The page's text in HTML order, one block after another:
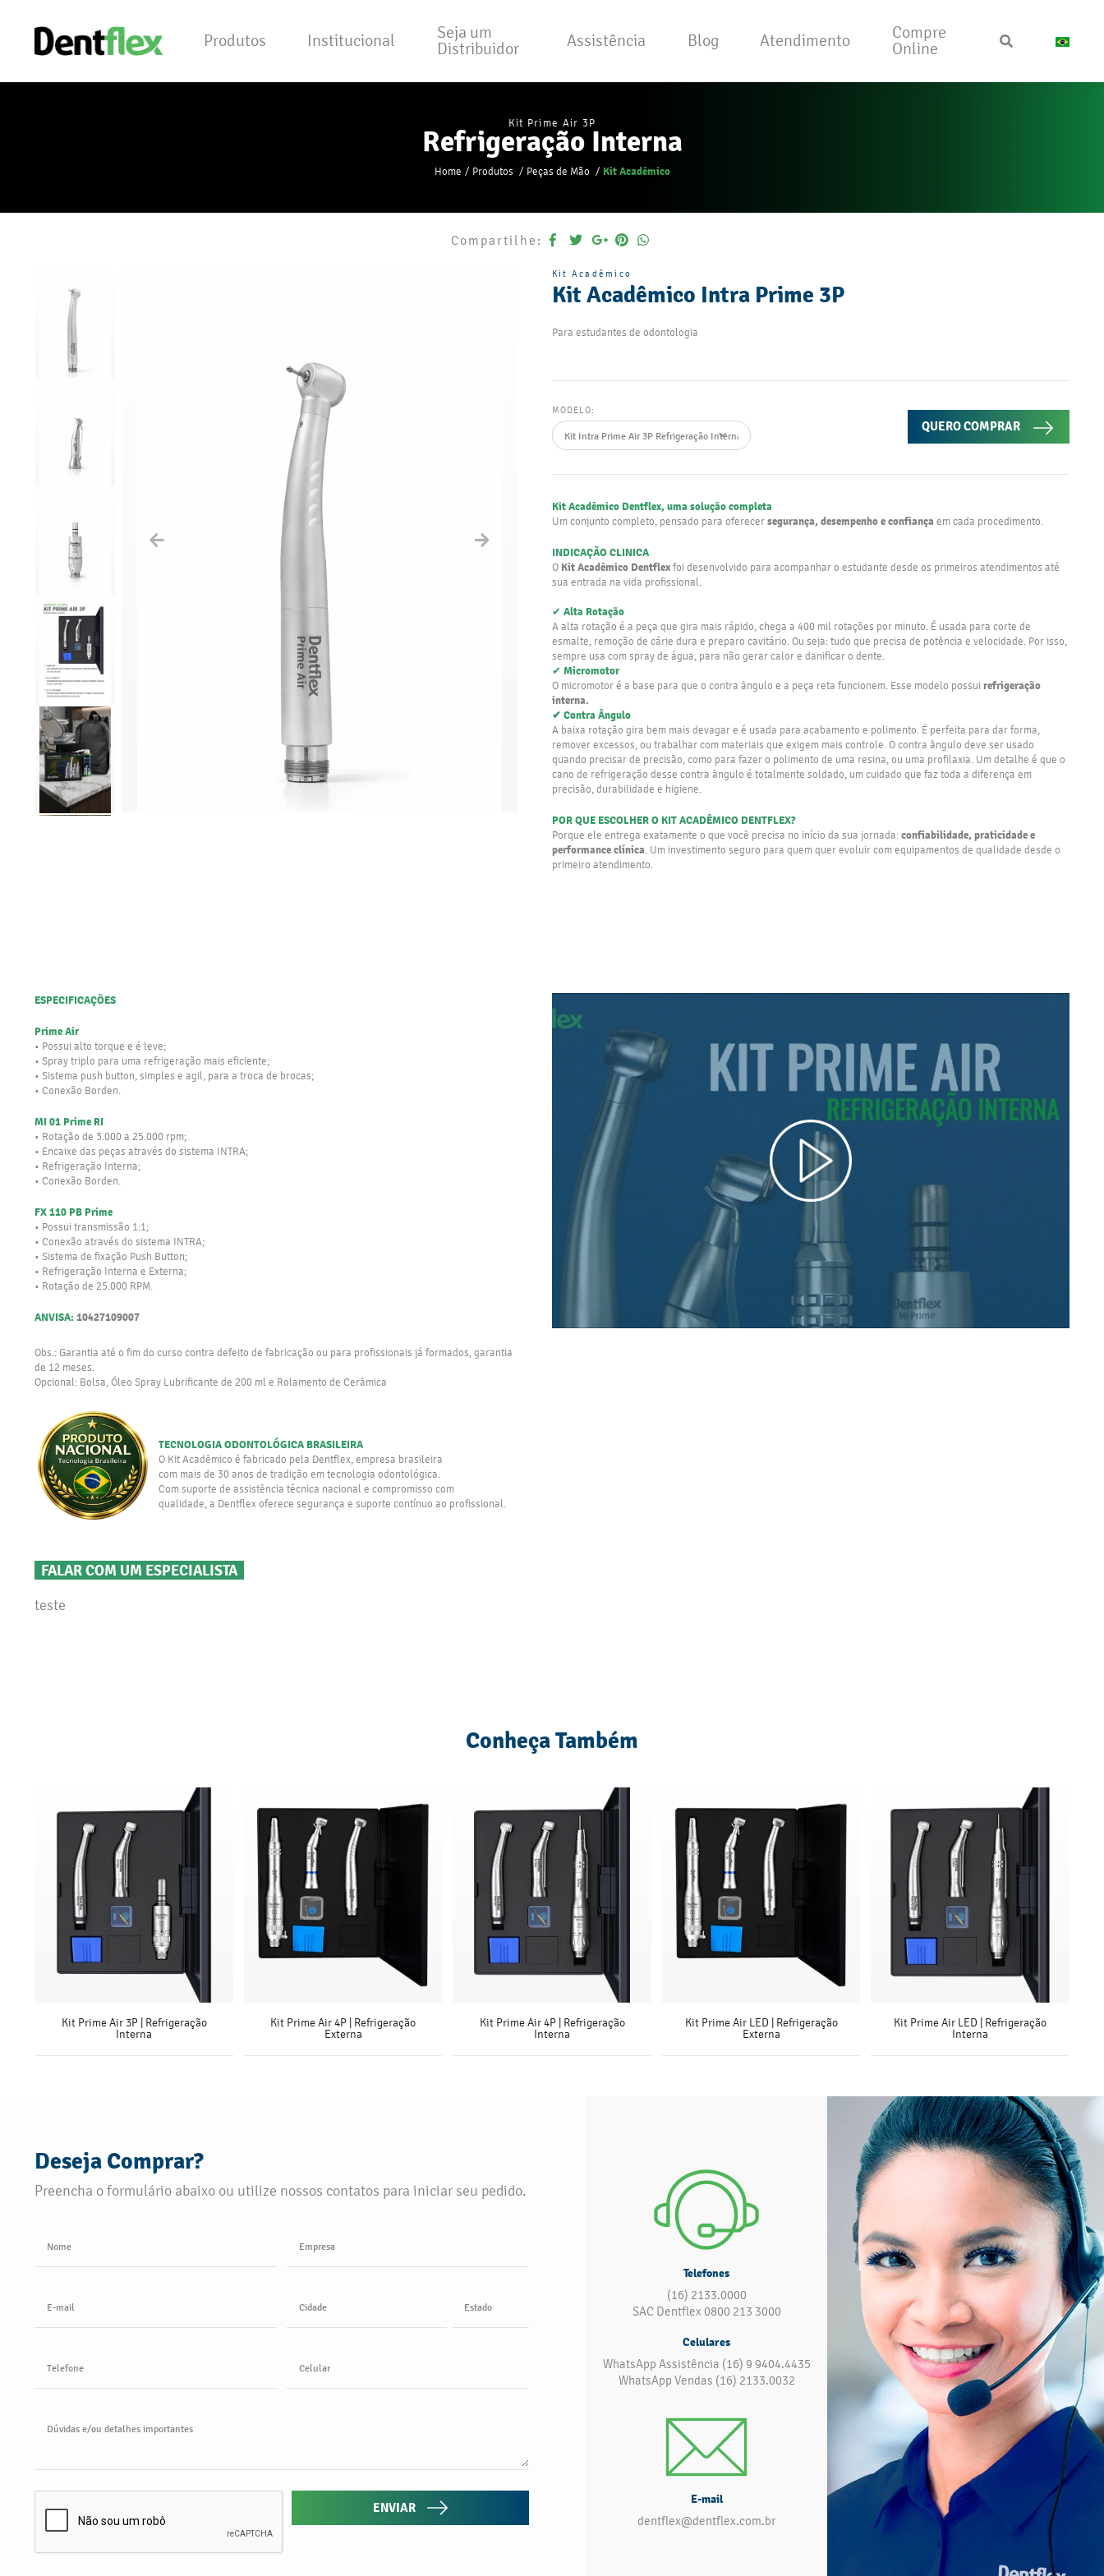
Produtos Institucional
Seja um
Distribuidor
Assistência Blog Atendimento
Compre
Online
Kit Prime Air 3P
Refrigeração Interna
Home Produtos Peças de Mão Kit Acadêmico
Compartilhe:
Kit Acadêmico
Kit Acadêmico Intra Prime 3P
Para estudantes de odontologia
MODELO:
QUERO COMPRAR
Kit Acadêmico Dentflex, uma solução completa
Um conjunto completo, pensado para oferecer segurança, desempenho e confiança em cada procedimento.
INDICAÇÃO CLINICA
O Kit Acadêmico Dentflex foi desenvolvido para acompanhar o estudante desde os primeiros atendimentos até
sua entrada na vida profissional.
✔ Alta Rotação
A alta rotação é a peça que gira mais rápido, chega a 400 mil rotações por minuto. É usada para corte de
esmalte, remoção de cárie dura e preparo cavitário. Ou seja: tudo que precisa de potência e velocidade. Por isso,
sempre usa com spray de água, para não gerar calor e danificar o dente.
✔ Micromotor
O micromotor é a base para que o contra ângulo e a peça reta funcionem. Esse modelo possui refrigeração
interna.
✔ Contra Ângulo
A baixa rotação gira bem mais devagar e é usada para acabamento e polimento. É perfeita para dar forma,
remover excessos, ou trabalhar com materiais que exigem mais controle. O contra ângulo deve ser usado
quando precisar de precisão, como para fazer o polimento de uma resina, ou uma profilaxia. Um detalhe é que o
cano de refrigeração desse contra ângulo é totalmente soldado, um cuidado que faz toda a diferença em
precisão, durabilidade e higiene.
POR QUE ESCOLHER O KIT ACADÊMICO DENTFLEX?
Porque ele entrega exatamente o que você precisa no início da sua jornada: confiabilidade, praticidade e
performance clínica . Um investimento seguro para quem quer evoluir com equipamentos de qualidade desde o
primeiro atendimento.
ESPECIFICAÇÕES
Prime Air
• Possui alto torque e é leve;
• Spray triplo para uma refrigeração mais eficiente;
• Sistema push button, simples e agil, para a troca de brocas;
• Conexão Borden.
MI 01 Prime RI
• Rotação de 3.000 a 25.000 rpm;
• Encaixe das peças através do sistema INTRA;
• Refrigeração Interna;
• Conexão Borden.
FX 110 PB Prime
• Possui transmissão 1:1;
• Conexão através do sistema INTRA;
• Sistema de fixação Push Button;
• Refrigeração Interna e Externa;
• Rotação de 25.000 RPM.
ANVISA: 10427109007
Obs.: Garantia até o fim do curso contra defeito de fabricação ou para profissionais já formados, garantia
de 12 meses.
Opcional: Bolsa, Óleo Spray Lubrificante de 200 ml e Rolamento de Cerâmica
TECNOLOGIA ODONTOLÓGICA BRASILEIRA
O Kit Acadêmico é fabricado pela Dentflex, empresa brasileira
com mais de 30 anos de tradição em tecnologia odontológica.
Com suporte de assistência técnica nacional e compromisso com
qualidade, a Dentflex oferece segurança e suporte contínuo ao profissional.
FALAR COM UM ESPECIALISTA
teste
Conheça Também
Kit Prime Air 3P | Refrigeração
Interna
Kit Prime Air 4P | Refrigeração
Externa
Kit Prime Air 4P | Refrigeração
Interna
Kit Prime Air LED | Refrigeração
Externa
Kit Prime Air LED | Refrigeração
Interna
Deseja Comprar?
Preencha o formulário abaixo ou utilize nossos contatos para iniciar seu pedido.
Nome Empresa
E-mail Cidade Estado
Telefone Celular
Dúvidas e/ou detalhes importantes
ENVIAR
Telefones
(16) 2133.0000
SAC Dentflex 0800 213 3000
Celulares
WhatsApp Assistência (16) 9 9404.4435
WhatsApp Vendas (16) 2133.0032
E-mail
dentflex@dentflex.com.br